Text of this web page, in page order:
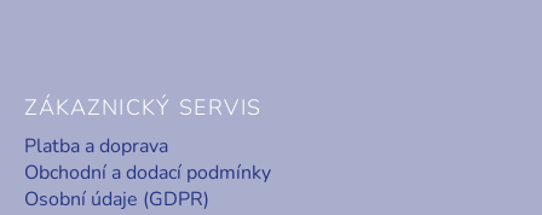
ZÁKAZNICKÝ SERVIS
Platba a doprava
Obchodní a dodací podmínky
Osobní údaje (GDPR)